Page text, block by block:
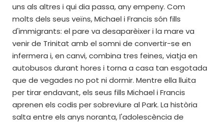
uns als altres i qui dia passa, any empeny. Com
molts dels seus veïns, Michael i Francis són fills
d'immigrants: el pare va desaparèixer i la mare va
venir de Trinitat amb el somni de convertir-se en
infermera i, en canvi, combina tres feines, viatja en
autobusos durant hores i torna a casa tan esgotada
que de vegades no pot ni dormir. Mentre ella lluita
per tirar endavant, els seus fills Michael i Francis
aprenen els codis per sobreviure al Park. La història
salta entre els anys noranta, l'adolescència de